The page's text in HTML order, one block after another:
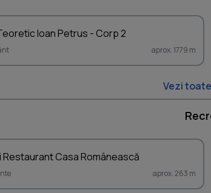
Ioan Petrus - Corp 2
aprox. 1779 m
Vezi
Restaurant Casa Românească
aprox. 263 m